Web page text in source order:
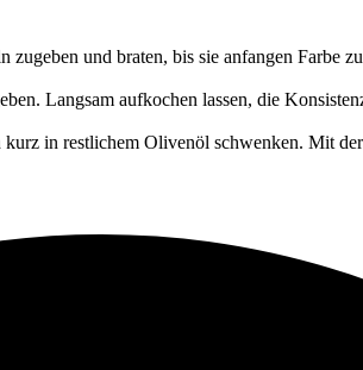
und braten, bis sie anfangen Farbe
Langsam aufkochen lassen, die
in restlichem Olivenöl schwenken. Mit